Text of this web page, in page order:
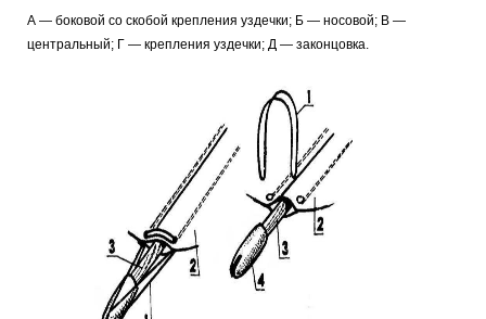
А — боковой со скобой крепления уздечки; Б — носовой; В —
центральный; Г — крепления уздечки; Д — законцовка.